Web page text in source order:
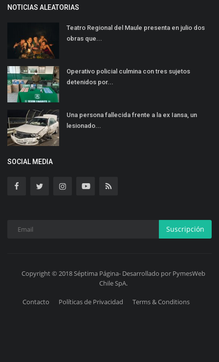
NOTICIAS ALEATORIAS
Teatro Regional del Maule presenta en julio dos
obras que...
Operativo policial culmina con tres sujetos
detenidos por...
Una persona fallecida frente a la ex Iansa, un
lesionado...
SOCIAL MEDIA
Suscripción
Copyright © 2018 Séptima Página- Desarrollado por PymesWeb
Chile SpA.
Contacto Políticas de Privacidad Terms & Conditions